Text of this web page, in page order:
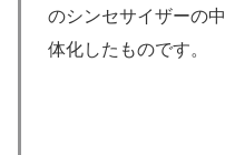
のシンセサイザーの
体化したものです。